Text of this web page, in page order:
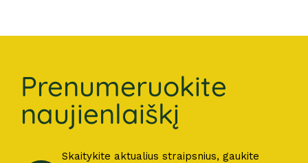
Prenumeruokite
naujienlaiškį
Skaitykite aktualius straipsnius, gaukite